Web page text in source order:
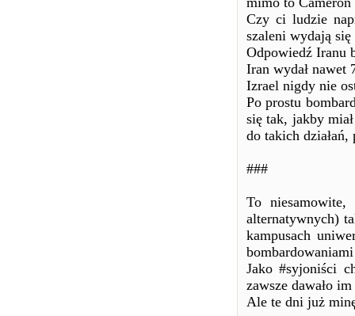
Czy ci ludzie
szaleni wydają się
Odpowiedź Iranu
Iran wydał nawet
Izrael nigdy nie
Po prostu
się tak, jakby
do takich
###
To
alternatywnych)
kampusach
Jako #syjoniści
zawsze dawało
Ale te dni już